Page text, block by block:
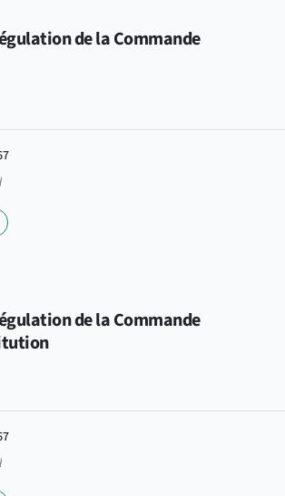
de la Commande
de la Commande